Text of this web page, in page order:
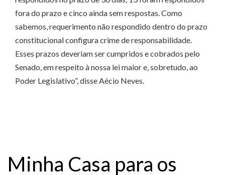
fora do prazo e cinco ainda sem respostas. Como
sabemos, requerimento não respondido dentro do prazo
constitucional configura crime de responsabilidade.
Esses prazos deveriam ser cumpridos e cobrados pelo
Senado, em respeito à nossa lei maior e, sobretudo, ao
Poder Legislativo”, disse Aécio Neves.
Minha Casa para os